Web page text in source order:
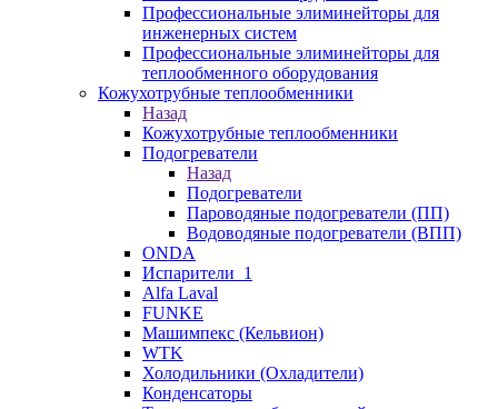
Профессиональные элиминейторы для
инженерных систем
Профессиональные элиминейторы для
теплообменного оборудования
Кожухотрубные теплообменники
Назад
Кожухотрубные теплообменники
Подогреватели
Назад
Подогреватели
Пароводяные подогреватели (ПП)
Водоводяные подогреватели (ВПП)
ONDA
Испарители_1
Alfa Laval
FUNKE
Машимпекс (Кельвион)
WTK
Холодильники (Охладители)
Конденсаторы